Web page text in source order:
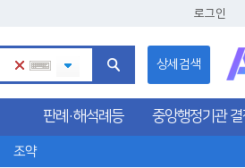
로그인
글씨크기
글씨크기
글씨크기
상세검색
조약
판례·해석례등 중앙행정기관 결